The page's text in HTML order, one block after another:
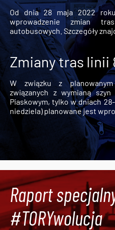
Od dnia 28 maja 2022
wprowadzenie zmian
autobusowych. Szczegóły
Zmiany tras linii
W związku z
związanych z wymianą
Piaskowym, tylko w dniach
niedziela) planowane jest
Raport
#TORYwolucja